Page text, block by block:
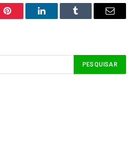
Pinterest LinkedInTumblr Email